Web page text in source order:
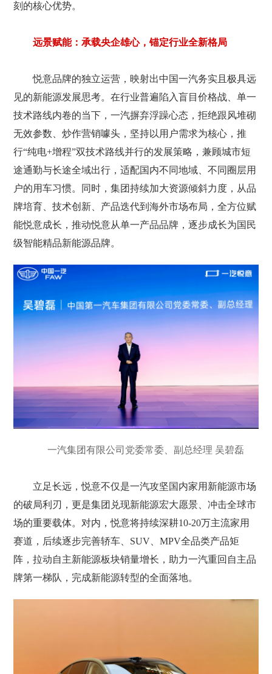
刻的核心优势。
远景赋能：承载央企雄心，锚定行业全新格局
悦意品牌的独立运营，映射出中国一汽务实且极具远
见的新能源发展思考。在行业普遍陷入盲目价格战、单一
技术路线内卷的当下，一汽摒弃浮躁心态，拒绝跟风堆砌
无效参数、炒作营销噱头，坚持以用户需求为核心，推
行“纯电+增程”双技术路线并行的发展策略，兼顾城市短
途通勤与长途全域出行，适配国内不同地域、不同圈层用
户的用车习惯。同时，集团持续加大资源倾斜力度，从品
牌培育、技术创新、产品迭代到海外市场布局，全方位赋
能悦意成长，推动悦意从单一产品品牌，逐步成长为国民
级智能精品新能源品牌。
一汽集团有限公司党委常委、副总经理 吴碧磊
立足长远，悦意不仅是一汽攻坚国内家用新能源市场
的破局利刃，更是集团兑现新能源宏大愿景、冲击全球市
场的重要载体。对内，悦意将持续深耕10-20万主流家用
赛道，后续逐步完善轿车、SUV、MPV全品类产品矩
阵，拉动自主新能源板块销量增长，助力一汽重回自主品
牌第一梯队，完成新能源转型的全面落地。